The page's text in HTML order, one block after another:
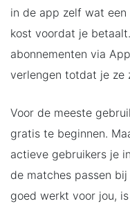
in de app zelf wat een
kost voordat je
abonnementen via
verlengen totdat je ze
Voor de meeste
gratis te beginnen.
actieve gebruikers je
de matches passen
goed werkt voor jou,